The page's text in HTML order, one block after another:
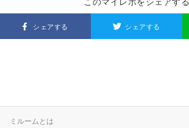
シェアする シェアする
ミルームとは